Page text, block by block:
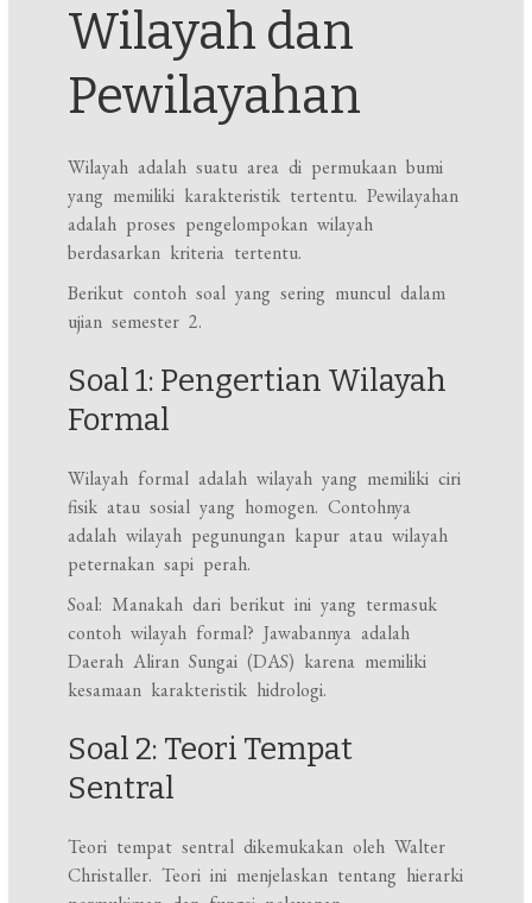
Wilayah dan
Pewilayahan
Wilayah adalah suatu area di permukaan bumi
yang memiliki karakteristik tertentu. Pewilayahan
adalah proses pengelompokan wilayah
berdasarkan kriteria tertentu.
Berikut contoh soal yang sering muncul dalam
ujian semester 2.
Soal 1: Pengertian Wilayah
Formal
Wilayah formal adalah wilayah yang memiliki ciri
fisik atau sosial yang homogen. Contohnya
adalah wilayah pegunungan kapur atau wilayah
peternakan sapi perah.
Soal: Manakah dari berikut ini yang termasuk
contoh wilayah formal? Jawabannya adalah
Daerah Aliran Sungai (DAS) karena memiliki
kesamaan karakteristik hidrologi.
Soal 2: Teori Tempat
Sentral
Teori tempat sentral dikemukakan oleh Walter
Christaller. Teori ini menjelaskan tentang hierarki